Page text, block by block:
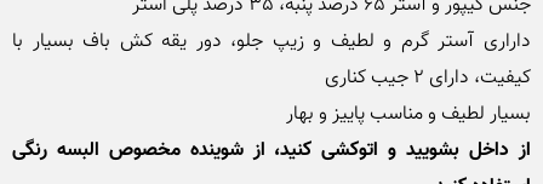
بسیار لطیف و مناسب پاییز و بهار